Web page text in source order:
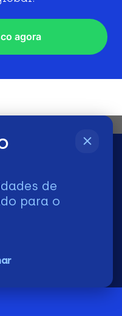
agora
de
para o
- ApexBrasil